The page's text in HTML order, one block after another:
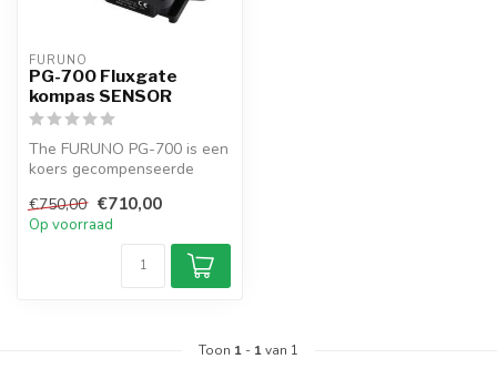
FURUNO
PG-700 Fluxgate
kompas SENSOR
The FURUNO PG-700 is een
koers gecompenseerde
innovatieve elekt...
€750,00 €710,00
Op voorraad
Toon 1 - 1van 1